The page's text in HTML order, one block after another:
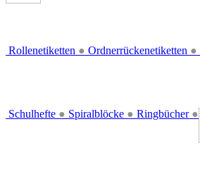
Rollenetiketten ● Ordnerrückenetiketten ●
Schulhefte ● Spiralblöcke ● Ringbücher ●